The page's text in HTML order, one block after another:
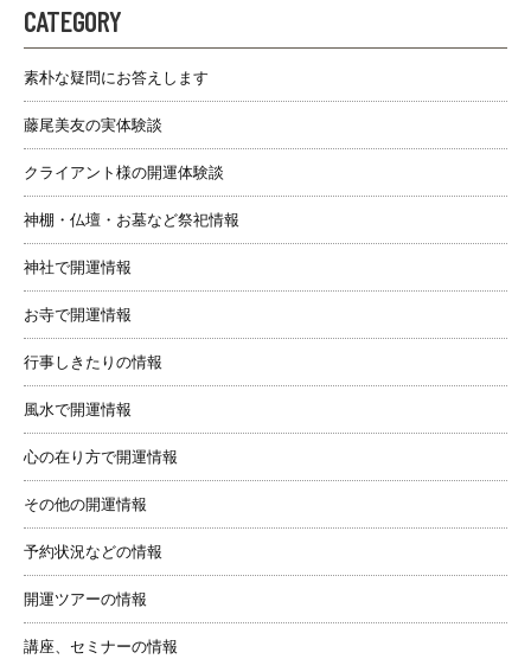
CATEGORY
素朴な疑問にお答えします
藤尾美友の実体験談
クライアント様の開運体験談
神棚・仏壇・お墓など祭祀情報
神社で開運情報
お寺で開運情報
行事しきたりの情報
風水で開運情報
心の在り方で開運情報
その他の開運情報
予約状況などの情報
開運ツアーの情報
講座、セミナーの情報